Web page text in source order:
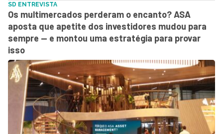
SD ENTREVISTA
Os multimercados perderam o encanto? ASA
aposta que apetite dos investidores mudou para
sempre — e montou uma estratégia para provar
isso